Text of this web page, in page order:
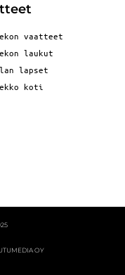
vaatteet
laukut
lapset
koti
OY